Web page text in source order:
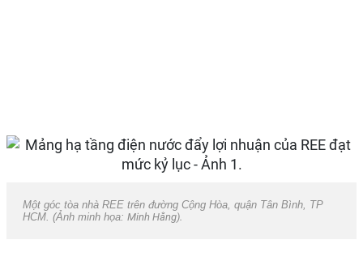
Một góc tòa nhà REE trên đường Cộng Hòa, quận Tân Bình, TP
HCM. (Ảnh minh họa: Minh Hằng).